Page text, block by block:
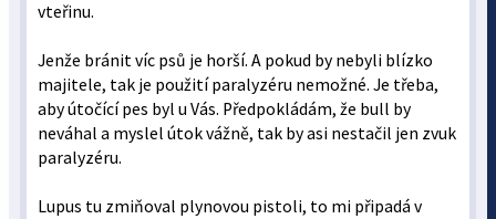
vteřinu.
Jenže bránit víc psů je horší. A pokud by nebyli blízko
majitele, tak je použití paralyzéru nemožné. Je třeba,
aby útočící pes byl u Vás. Předpokládám, že bull by
neváhal a myslel útok vážně, tak by asi nestačil jen zvuk
paralyzéru.
Lupus tu zmiňoval plynovou pistoli, to mi připadá v